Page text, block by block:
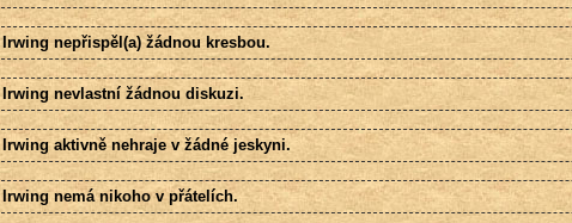
Irwing nepřispěl(a) žádnou kresbou.
Irwing nevlastní žádnou diskuzi.
Irwing aktivně nehraje v žádné jeskyni.
Irwing nemá nikoho v přátelích.